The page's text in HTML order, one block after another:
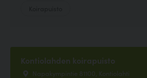
Kontiolahden koirapuisto
Napakympintie 81100, Kontiolahti